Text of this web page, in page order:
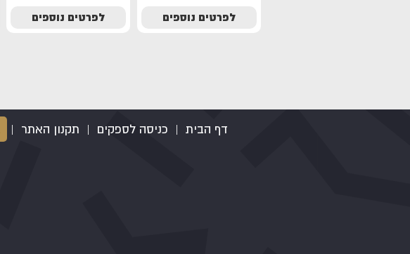
לפרטים נוספים לפרטים נוספים
דף הבית | כניסה לספקים | תקנון האתר |